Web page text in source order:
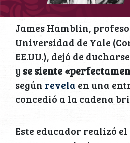
James Hamblin,
Universidad de Yale
EE.UU.), dejó de
y se siente
según revela en una
concedió a la cadena
Este educador realizó el